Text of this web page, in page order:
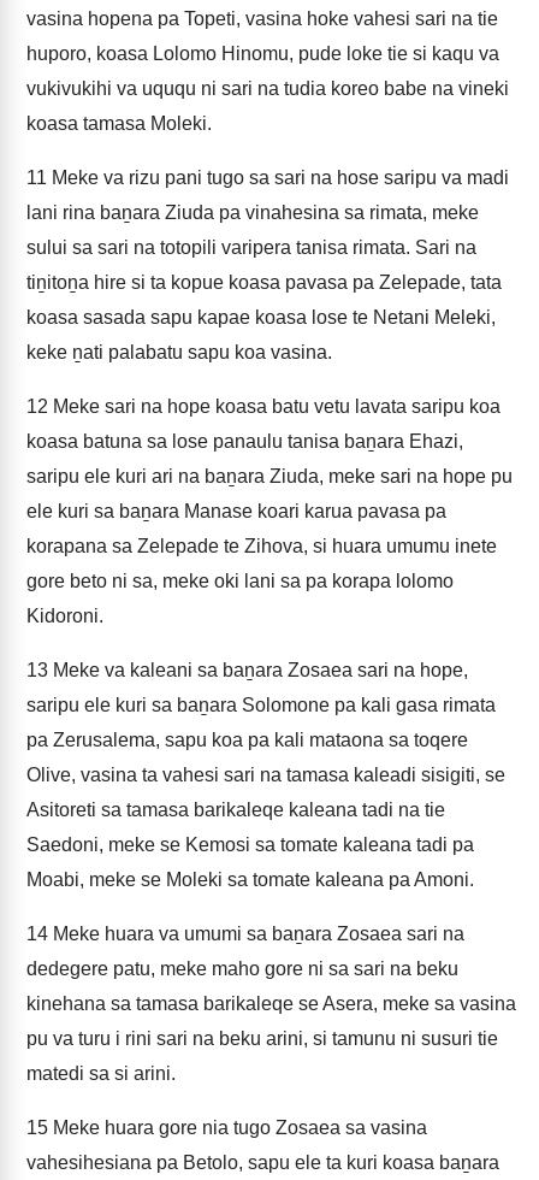
vasina hopena pa Topeti, vasina hoke vahesi sari na tie
huporo, koasa Lolomo Hinomu, pude loke tie si kaqu va
vukivukihi va uququ ni sari na tudia koreo babe na vineki
koasa tamasa Moleki.
11 Meke va rizu pani tugo sa sari na hose saripu va madi
lani rina baṉara Ziuda pa vinahesina sa rimata, meke
sului sa sari na totopili varipera tanisa rimata. Sari na
tiṉitoṉa hire si ta kopue koasa pavasa pa Zelepade, tata
koasa sasada sapu kapae koasa lose te Netani Meleki,
keke ṉati palabatu sapu koa vasina.
12 Meke sari na hope koasa batu vetu lavata saripu koa
koasa batuna sa lose panaulu tanisa baṉara Ehazi,
saripu ele kuri ari na baṉara Ziuda, meke sari na hope pu
ele kuri sa baṉara Manase koari karua pavasa pa
korapana sa Zelepade te Zihova, si huara umumu inete
gore beto ni sa, meke oki lani sa pa korapa lolomo
Kidoroni.
13 Meke va kaleani sa baṉara Zosaea sari na hope,
saripu ele kuri sa baṉara Solomone pa kali gasa rimata
pa Zerusalema, sapu koa pa kali mataona sa toqere
Olive, vasina ta vahesi sari na tamasa kaleadi sisigiti, se
Asitoreti sa tamasa barikaleqe kaleana tadi na tie
Saedoni, meke se Kemosi sa tomate kaleana tadi pa
Moabi, meke se Moleki sa tomate kaleana pa Amoni.
14 Meke huara va umumi sa baṉara Zosaea sari na
dedegere patu, meke maho gore ni sa sari na beku
kinehana sa tamasa barikaleqe se Asera, meke sa vasina
pu va turu i rini sari na beku arini, si tamunu ni susuri tie
matedi sa si arini.
15 Meke huara gore nia tugo Zosaea sa vasina
vahesihesiana pa Betolo, sapu ele ta kuri koasa baṉara